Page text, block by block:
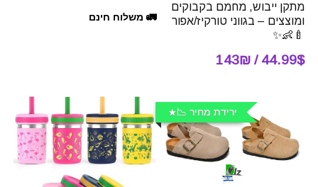
מתקן ייבוש, מחמם בקבוקים
ומוצצים – בגווני טורקיז/אפור
🍼👶✨
44.99$ / 143₪
🚛 משלוח חינם
ירידת מחיר 📉